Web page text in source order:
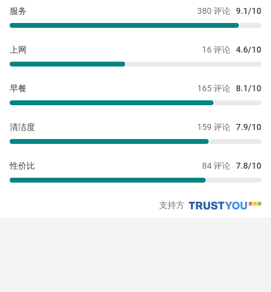
380 评论 9.1/10
服务
16 评论 4.6/10
上网
165 评论 8.1/10
早餐
159 评论 7.9/10
清洁度
84 评论 7.8/10
性价比
支持方